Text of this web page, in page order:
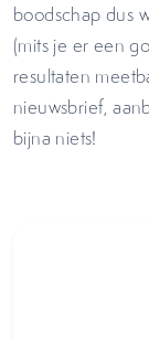
boodschap dus
(mits je er een
resultaten
nieuwsbrief,
bijna niets!